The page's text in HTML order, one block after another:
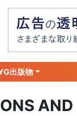
出版物